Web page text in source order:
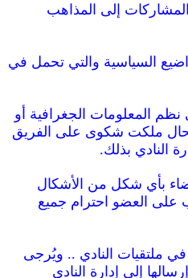
المشاركات إلى المذاهب
السياسية والتي تحمل في
نظم المعلومات الجغرافية أو
ملكت شكوى على الفريق
النادي بذلك.
بأي شكل من الأشكال
على العضو احترام جميع
في ملتقيات النادي .. ويُرجى
إلى إدارة النادي